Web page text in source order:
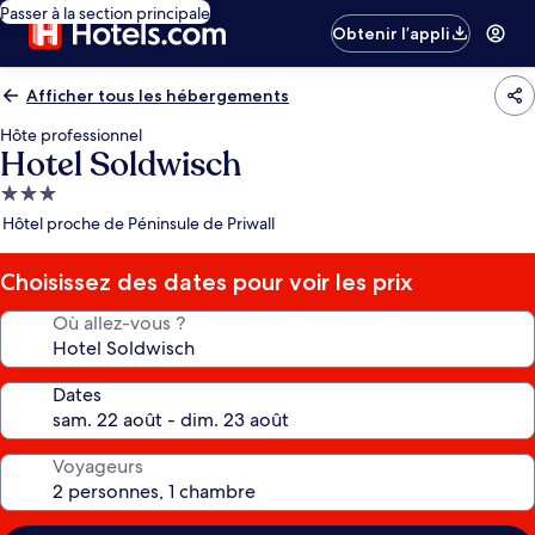
Passer à la section principale
Obtenir l’appli
Afficher tous les hébergements
Hôte professionnel
Hotel Soldwisch
Hébergement
3.0 étoiles
Hôtel proche de Péninsule de Priwall
Choisissez des dates pour voir les prix
Où allez-vous ?
Dates
Voyageurs